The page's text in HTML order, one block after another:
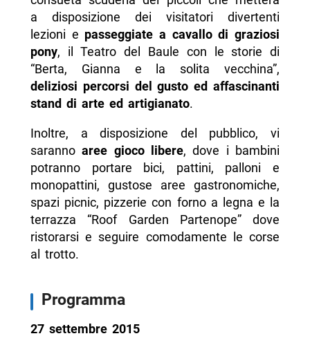
a disposizione dei visitatori divertenti
lezioni e passeggiate a cavallo di graziosi
pony, il Teatro del Baule con le storie di
“Berta, Gianna e la solita vecchina”,
deliziosi percorsi del gusto ed affascinanti
stand di arte ed artigianato.
Inoltre, a disposizione del pubblico, vi
sarannoaree gioco libere, dove i bambini
potranno portare bici, pattini, palloni e
monopattini, gustose aree gastronomiche,
spazi picnic, pizzerie con forno a legna e la
terrazza “Roof Garden Partenope” dove
ristorarsi e seguire comodamente le corse
al trotto.
Programma
27 settembre 2015